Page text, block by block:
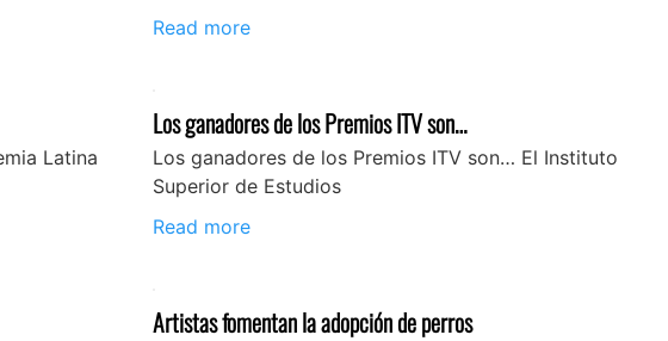
Read more
Latina
Los ganadores de los Premios ITV son…
Los ganadores de los Premios ITV son… El Instituto
Superior de Estudios
Read more
Artistas fomentan la adopción de perros